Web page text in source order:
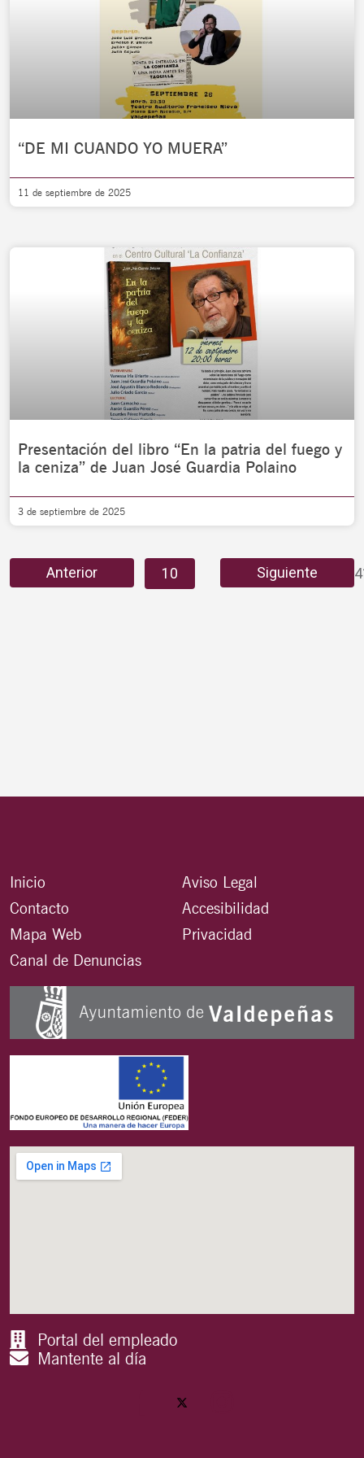
“DE MI CUANDO YO MUERA”
11 de septiembre de 2025
Presentación del libro “En la patria del fuego y
la ceniza” de Juan José Guardia Polaino
3 de septiembre de 2025
Anterior
8 10 12
Siguiente
Inicio
Contacto
Mapa Web
Canal de Denuncias
Aviso Legal
Accesibilidad
Privacidad
Portal del empleado
Mantente al día